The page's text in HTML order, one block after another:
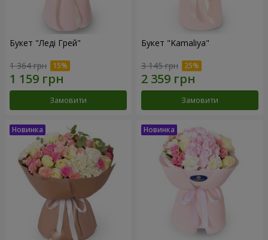
Букет "Леді Грей"
1 364 грн
Замовити
Букет "Kamaliya"
3 145 грн
Замовити